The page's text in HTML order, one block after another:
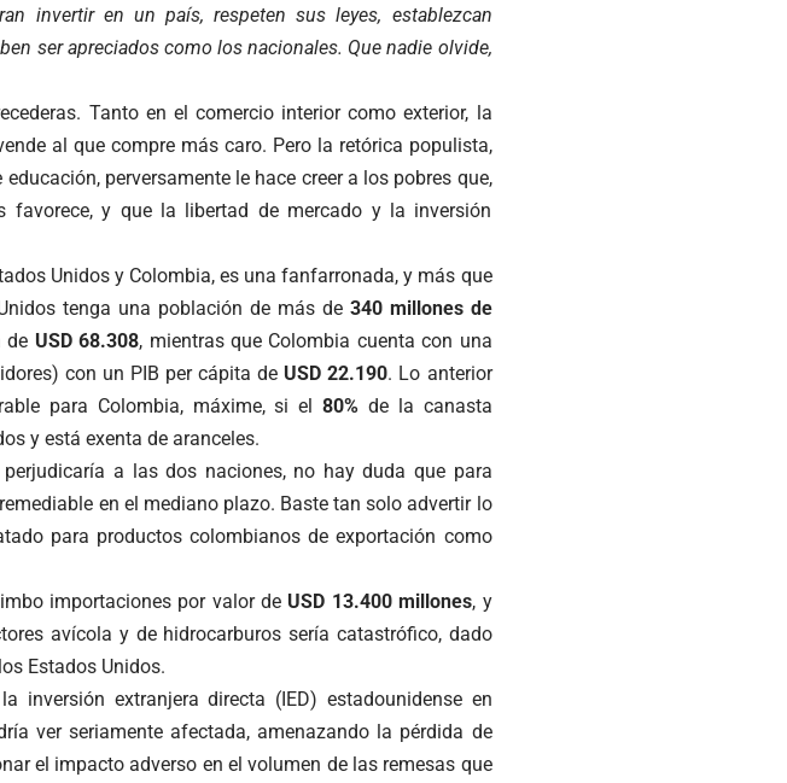
invertir en un país, respeten sus leyes, establezcan
ser apreciados como los nacionales. Que nadie olvide,
Tanto en el comercio interior como exterior, la
al que compre más caro. Pero la retórica populista,
perversamente le hace creer a los pobres que,
favorece, y que la libertad de mercado y la inversión
Unidos y Colombia, es una fanfarronada, y más que
tenga una población de más de 340 millones de
de USD 68.308, mientras que Colombia cuenta con una
con un PIB per cápita de USD 22.190. Lo anterior
para Colombia, máxime, si el80% de la canasta
y está exenta de aranceles.
a las dos naciones, no hay duda que para
en el mediano plazo. Baste tan solo advertir lo
para productos colombianos de exportación como
importaciones por valor de USD 13.400 millones, y
avícola y de hidrocarburos sería catastrófico, dado
Estados Unidos.
inversión extranjera directa (IED) estadounidense en
ver seriamente afectada, amenazando la pérdida de
el impacto adverso en el volumen de las remesas que